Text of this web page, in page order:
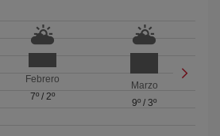
Febrero
7º/ 2º
Marzo
9º /3º